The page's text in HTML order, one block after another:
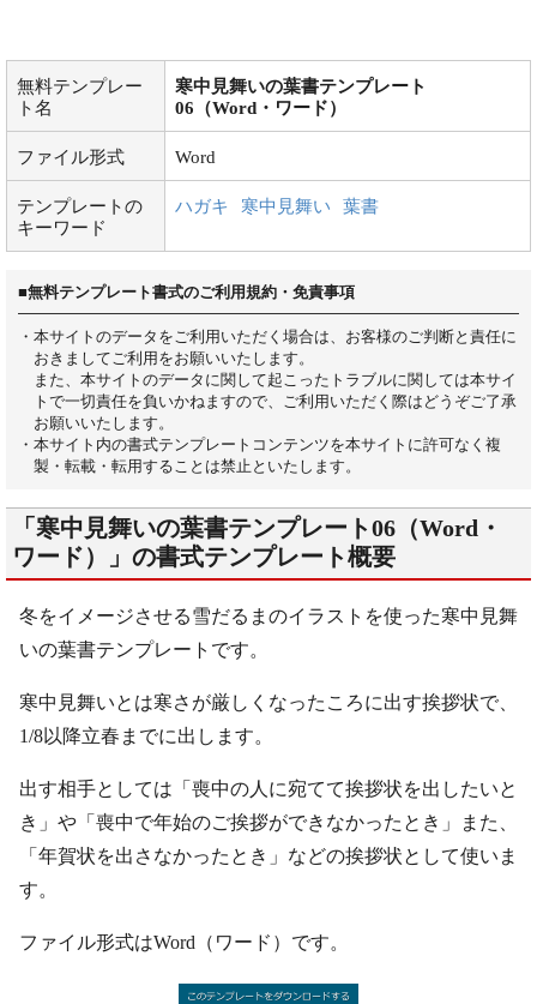
無料テンプレー
ト名
寒中見舞いの葉書テンプレート
06（Word・ワード）
ファイル形式 Word
テンプレートの
キーワード
ハガキ 寒中見舞い 葉書
■無料テンプレート書式のご利用規約・免責事項
・本サイトのデータをご利用いただく場合は、お客様のご判断と責任に
おきましてご利用をお願いいたします。
また、本サイトのデータに関して起こったトラブルに関しては本サイ
トで一切責任を負いかねますので、ご利用いただく際はどうぞご了承
お願いいたします。
・本サイト内の書式テンプレートコンテンツを本サイトに許可なく複
製・転載・転用することは禁止といたします。
「寒中見舞いの葉書テンプレート06（Word・
ワード）」の書式テンプレート概要
冬をイメージさせる雪だるまのイラストを使った寒中見舞
いの葉書テンプレートです。
寒中見舞いとは寒さが厳しくなったころに出す挨拶状で、
1/8以降立春までに出します。
出す相手としては「喪中の人に宛てて挨拶状を出したいと
き」や「喪中で年始のご挨拶ができなかったとき」また、
「年賀状を出さなかったとき」などの挨拶状として使いま
す。
ファイル形式はWord（ワード）です。